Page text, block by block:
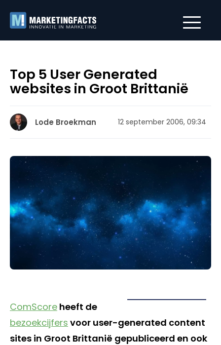
Top 5 User Generated
websites in Groot Brittanië
Lode Broekman 12 september 2006, 09:34
ComScore heeft de
bezoekcijfers voor user-generated content
sites in Groot Brittanië gepubliceerd en ook